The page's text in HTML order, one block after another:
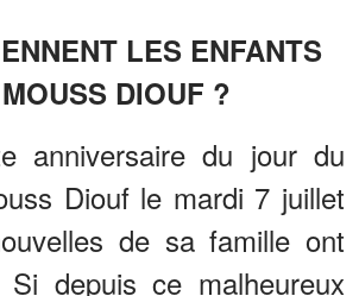
LES ENFANTS
DIOUF ?
anniversaire du jour du
Diouf le mardi 7 juillet
de sa famille ont
depuis ce malheureux